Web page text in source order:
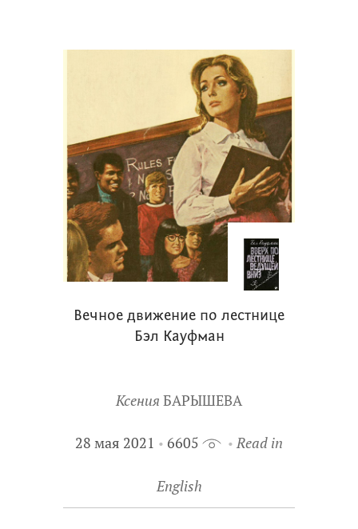
Вечное движение по лестнице
Бэл Кауфман
Ксения БАРЫШЕВА
28 мая 2021 6605 Read in
English